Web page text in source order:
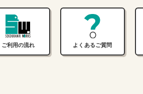
ご利用の流れ よくあるご質問